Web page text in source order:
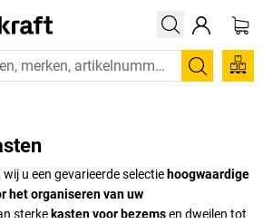
Zoeken
u een gevarieerde selectie hoogwaardige
het organiseren van uw
sterke kasten voor bezemsen dweilen tot